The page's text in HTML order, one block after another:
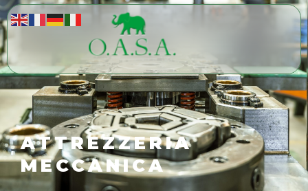
ATTREZZERIA
MECCANICA